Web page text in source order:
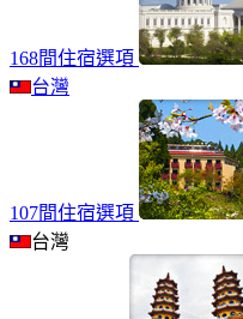
168間住宿選項
台灣
107間住宿選項
台灣